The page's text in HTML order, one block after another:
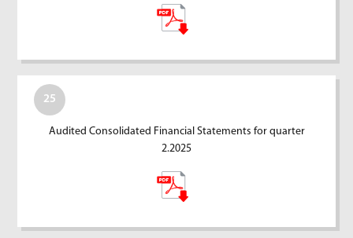
25
Audited Consolidated Financial Statements for quarter
2.2025